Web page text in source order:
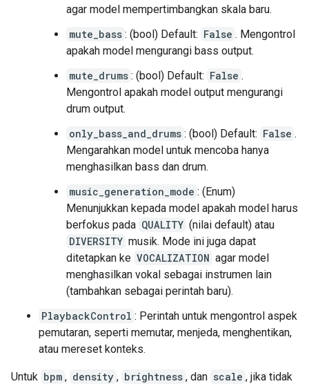
agar model mempertimbangkan skala baru.
mute_bass : (bool) Default: False . Mengontrol
apakah model mengurangi bass output.
mute_drums : (bool) Default: False .
Mengontrol apakah model output mengurangi
drum output.
only_bass_and_drums : (bool) Default: False .
Mengarahkan model untuk mencoba hanya
menghasilkan bass dan drum.
music_generation_mode : (Enum)
Menunjukkan kepada model apakah model harus
berfokus pada QUALITY (nilai default) atau
DIVERSITY musik. Mode ini juga dapat
ditetapkan ke VOCALIZATION agar model
menghasilkan vokal sebagai instrumen lain
(tambahkan sebagai perintah baru).
PlaybackControl : Perintah untuk mengontrol aspek
pemutaran, seperti memutar, menjeda, menghentikan,
atau mereset konteks.
Untuk bpm , density , brightness , dan scale , jika tidak